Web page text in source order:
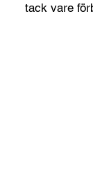
tack vare